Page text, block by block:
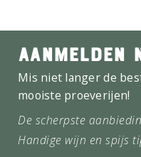
AANMELDEN
Mis niet langer de
mooiste proeverijen!
De scherpste
Handige wijn en spijs